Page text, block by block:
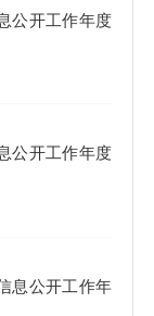
公开工作年度
公开工作年度
息公开工作年